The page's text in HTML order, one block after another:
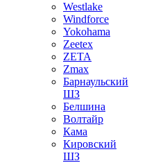
Westlake
Windforce
Yokohama
Zeetex
ZETA
Zmax
Барнаульский
ШЗ
Белшина
Волтайр
Кама
Кировский
ШЗ